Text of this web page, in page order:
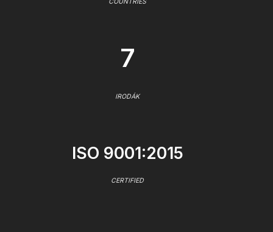
COUNTRIES
7
IRODÁK
ISO 9001:2015
CERTIFIED